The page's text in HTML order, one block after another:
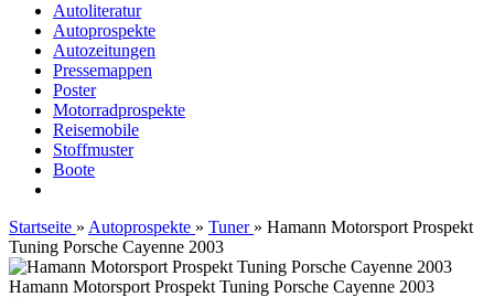
Autoliteratur
Autoprospekte
Autozeitungen
Pressemappen
Poster
Motorradprospekte
Reisemobile
Stoffmuster
Boote
Startseite » Autoprospekte » Tuner » Hamann Motorsport Prospekt
Tuning Porsche Cayenne 2003
Hamann Motorsport Prospekt Tuning Porsche Cayenne 2003